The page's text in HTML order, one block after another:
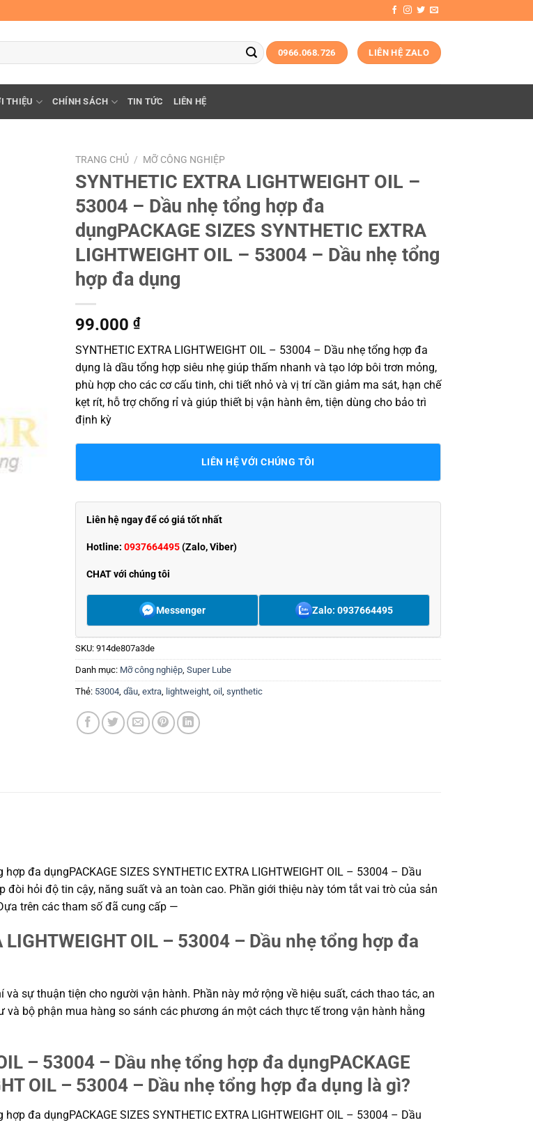
0966.068.726 LIÊN HỆ ZALO
THIỆU CHÍNH SÁCH TIN TỨC LIÊN HỆ
TRANG CHỦ / MỠ CÔNG NGHIỆP
SYNTHETIC EXTRA LIGHTWEIGHT OIL –
53004 – Dầu nhẹ tổng hợp đa
dụngPACKAGE SIZES SYNTHETIC EXTRA
LIGHTWEIGHT OIL – 53004 – Dầu nhẹ tổng
hợp đa dụng
99.000 ₫
SYNTHETIC EXTRA LIGHTWEIGHT OIL – 53004 – Dầu nhẹ tổng hợp đa
dụng là dầu tổng hợp siêu nhẹ giúp thấm nhanh và tạo lớp bôi trơn mỏng,
phù hợp cho các cơ cấu tinh, chi tiết nhỏ và vị trí cần giảm ma sát, hạn chế
kẹt rít, hỗ trợ chống rỉ và giúp thiết bị vận hành êm, tiện dùng cho bảo trì
định kỳ
LIÊN HỆ VỚI CHÚNG TÔI
Liên hệ ngay để có giá tốt nhất
Hotline: 0937664495(Zalo, Viber)
CHAT với chúng tôi
Messenger Zalo: 0937664495
SKU: 914de807a3de
Danh mục: Mỡ công nghiệp, Super Lube
Thẻ: 53004, dầu, extra, lightweight, oil , synthetic
đa dụngPACKAGE SIZES SYNTHETIC EXTRA LIGHTWEIGHT OIL – 53004 – Dầu
hỏi độ tin cậy, năng suất và an toàn cao. Phần giới thiệu này tóm tắt vai trò của sản
trên các tham số đã cung cấp —
LIGHTWEIGHT OIL – 53004 – Dầu nhẹ tổng hợp đa
sự thuận tiện cho người vận hành. Phần này mở rộng về hiệu suất, cách thao tác, an
bộ phận mua hàng so sánh các phương án một cách thực tế trong vận hành hằng
– 53004 – Dầu nhẹ tổng hợp đa dụngPACKAGE
OIL – 53004 – Dầu nhẹ tổng hợp đa dụng là gì?
đa dụngPACKAGE SIZES SYNTHETIC EXTRA LIGHTWEIGHT OIL – 53004 – Dầu